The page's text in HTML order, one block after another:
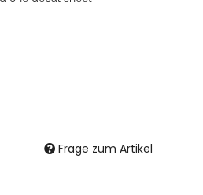
Frage zum Artikel